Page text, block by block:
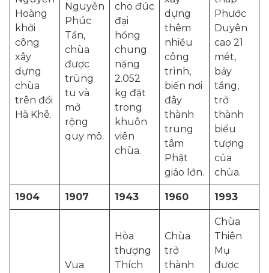
Hoàng
khởi
công
xây
dựng
chùa
trên đồi
Hà Khê.
Nguyễn
Phúc
Tần,
chùa
được
trùng
tu và
mở
rộng
quy mô.
cho đúc
đại
hồng
chung
nặng
2.052
kg đặt
trong
khuôn
viên
chùa.
dựng
thêm
nhiều
công
trình,
biến nơi
đây
thành
trung
tâm
Phật
giáo lớn.
Phước
Duyên
cao 21
mét,
bảy
tầng,
trở
thành
biểu
tượng
của
chùa.
1904 1907 1943 1960 1993
Vua
Hòa
thượng
Thích
Chùa
trở
thành
Chùa
Thiên
Mụ
được